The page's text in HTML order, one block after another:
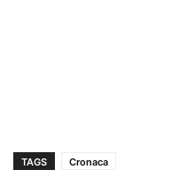
TAGS Cronaca